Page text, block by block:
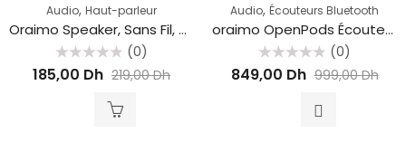
Audio, Haut-parleur
Oraimo Speaker, Sans Fil, Bluetooth, Soundgo OBS-33s
Rated
0
(0)
185,00 Dh 219,00Dh
Audio, Écouteurs Bluetooth
oraimo OpenPods Écouteurs sans fil à oreille ouverte OPN-50D
Rated
0
(0)
849,00 Dh 999,00Dh